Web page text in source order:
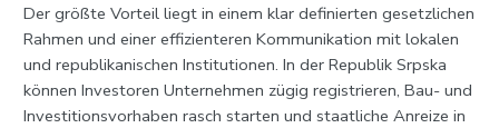
Der größte Vorteil liegt in einem klar definierten gesetzlichen
Rahmen und einer effizienteren Kommunikation mit lokalen
und republikanischen Institutionen. In der Republik Srpska
können Investoren Unternehmen zügig registrieren, Bau- und
Investitionsvorhaben rasch starten und staatliche Anreize in